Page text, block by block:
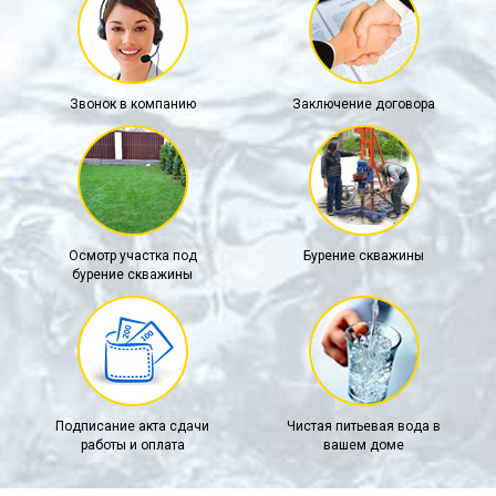
Звонок в компанию Заключение договора
Осмотр участка под
бурение скважины
Бурение скважины
Подписание акта сдачи
работы и оплата
Чистая питьевая вода в
вашем доме